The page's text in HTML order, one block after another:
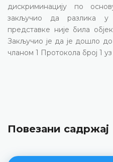
дискриминацију по
закључио да разлика у
представке није била
Закључио је да је дошло
чланом 1 Протокола број 1
Повезани садржај